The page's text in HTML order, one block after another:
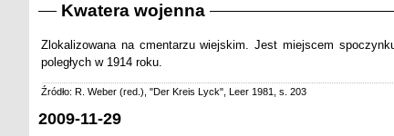
Kwatera wojenna
Zlokalizowana na cmentarzu wiejskim. Jest miejscem
poległych w 1914 roku.
Źródło: R. Weber (red.), "Der Kreis Lyck", Leer 1981, s. 203
2009-11-29